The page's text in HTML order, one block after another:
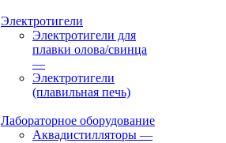
Электротигели
Электротигели для
плавки олова/свинца
—
Электротигели
(плавильная печь)
Лабораторное оборудование
Аквадистилляторы —